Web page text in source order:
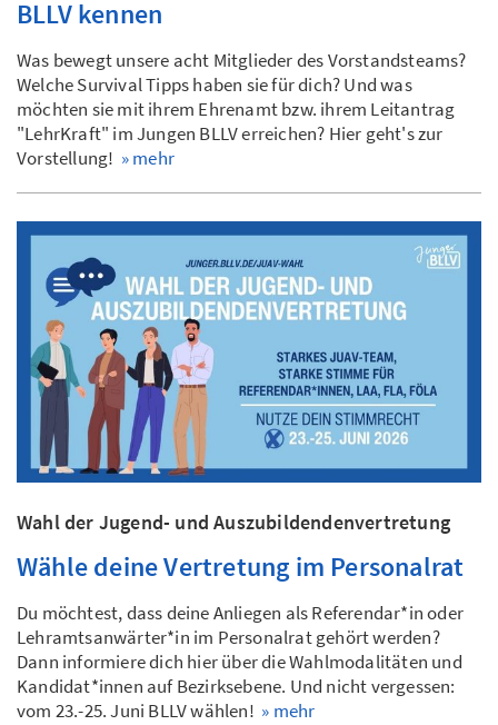
BLLV kennen
Was bewegt unsere acht Mitglieder des Vorstandsteams?
Welche Survival Tipps haben sie für dich? Und was
möchten sie mit ihrem Ehrenamt bzw. ihrem Leitantrag
"LehrKraft" im Jungen BLLV erreichen? Hier geht's zur
Vorstellung! » mehr
Wahl der Jugend- und Auszubildendenvertretung
Wähle deine Vertretung im Personalrat
Du möchtest, dass deine Anliegen als Referendar*in oder
Lehramtsanwärter*in im Personalrat gehört werden?
Dann informiere dich hier über die Wahlmodalitäten und
Kandidat*innen auf Bezirksebene. Und nicht vergessen:
vom 23.-25. Juni BLLV wählen! » mehr